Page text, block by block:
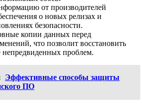
от производителей
о новых релизах и
безопасности.
копии данных перед
что позволит восстановить
непредвиденных проблем.
Эффективные способы защиты
ПО